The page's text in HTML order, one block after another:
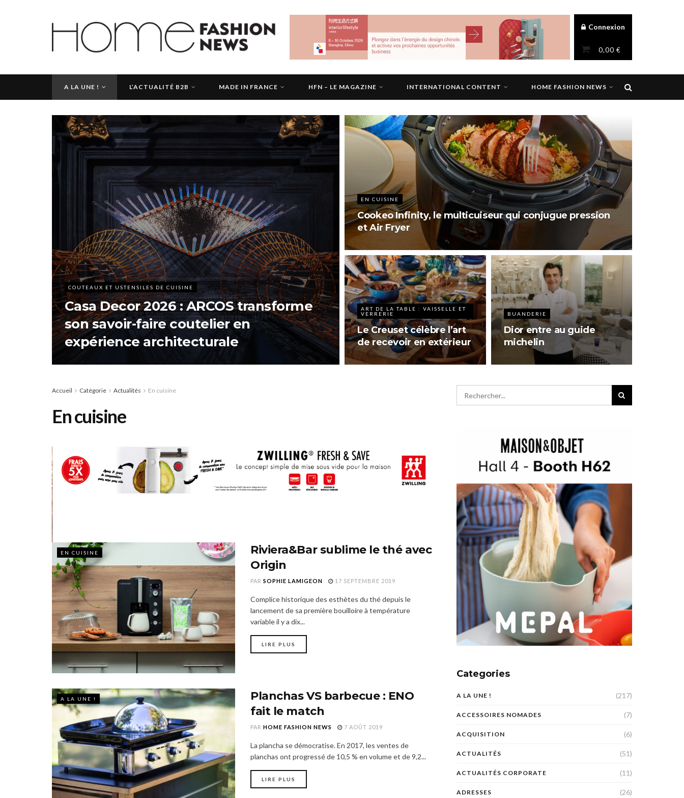
Connexion
0,00 €
A LA UNE ! L’ACTUALITÉ B2B MADE IN FRANCE HFN – LE MAGAZINE INTERNATIONAL CONTENT HOME FASHION NEWS
COUTEAUX ET USTENSILES DE CUISINE
Casa Decor 2026 : ARCOS transforme
son savoir-faire coutelier en
expérience architecturale
EN CUISINE
Cookeo Infinity, le multicuiseur qui conjugue pression
et Air Fryer
ART DE LA TABLE : VAISSELLE ET
VERRERIE
Le Creuset célèbre l’art
de recevoir en extérieur
BUANDERIE
Dior entre au guide
michelin
Accueil Catégorie Actualités En cuisine
En cuisine
EN CUISINE
Riviera&Bar sublime le thé avec
Origin
PAR SOPHIE LAMIGEON 17 SEPTEMBRE 2019
Complice historique des esthètes du thé depuis le
lancement de sa première bouilloire à température
variable il y a dix...
LIRE PLUS
A LA UNE !
Planchas VS barbecue : ENO
fait le match
PAR HOME FASHION NEWS 7 AOÛT 2019
La plancha se démocratise. En 2017, les ventes de
planchas ont progressé de 10,5 % en volume et de 9,2...
LIRE PLUS
Categories
A LA UNE ! (217)
ACCESSOIRES NOMADES (7)
ACQUISITION (6)
ACTUALITÉS (51)
ACTUALITÉS CORPORATE (11)
ADRESSES (26)